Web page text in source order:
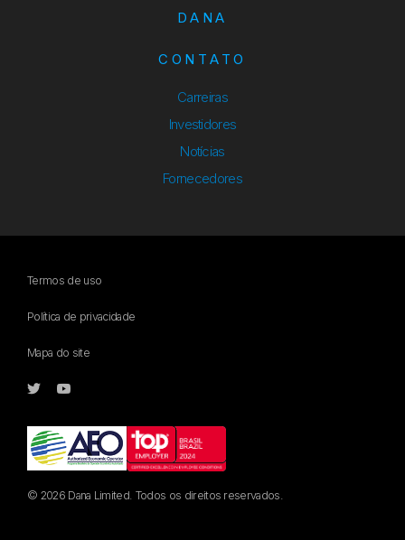
DANA
CONTATO
Carreiras
Investidores
Notícias
Fornecedores
Termos de uso
Política de privacidade
Mapa do site
© 2026 Dana Limited. Todos os direitos reservados.